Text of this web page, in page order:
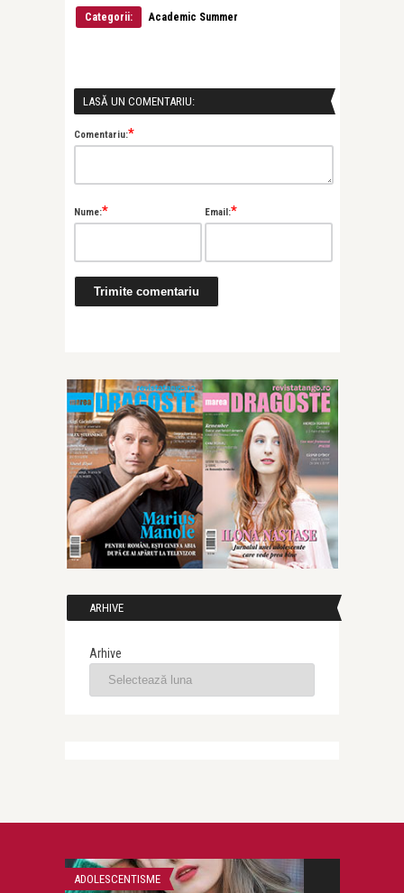
Categorii: Academic Summer
LASĂ UN COMENTARIU:
Comentariu:*
Nume:* Email:*
ARHIVE
Arhive
ADOLESCENTISME